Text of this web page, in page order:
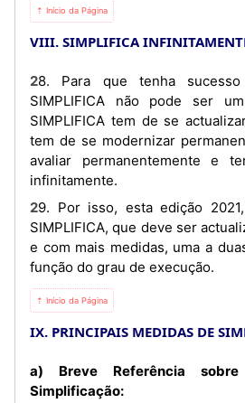
⇡ Início da Página
VIII. SIMPLIFICA
28. Para que tenha sucesso e longevidade, o
SIMPLIFICA não pode ser
SIMPLIFICA tem de se
tem de se modernizar
avaliar permanentemente e
infinitamente.
29. Por isso, esta edição 2021, é a versão 1.0 do
SIMPLIFICA, que deve ser
e com mais medidas, uma a
função do grau de execução.
⇡ Início da Página
IX. PRINCIPAIS MEDIDAS DE
a) Breve Referência
Simplificação: